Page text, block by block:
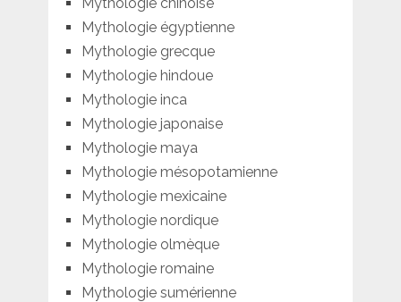
Mythologie égyptienne
Mythologie grecque
Mythologie hindoue
Mythologie inca
Mythologie japonaise
Mythologie maya
Mythologie mésopotamienne
Mythologie mexicaine
Mythologie nordique
Mythologie olmèque
Mythologie romaine
Mythologie sumérienne